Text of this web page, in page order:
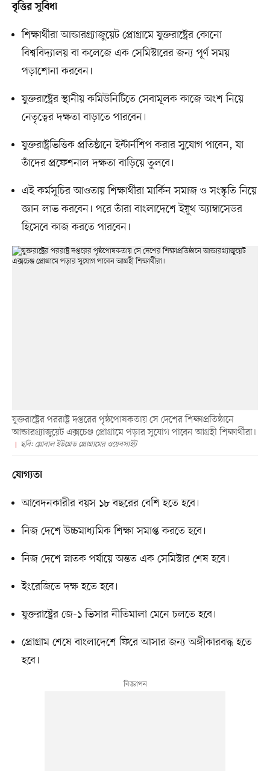
বৃত্তির সুবিধা
শিক্ষার্থীরা আন্ডারগ্র্যাজুয়েট প্রোগ্রামে যুক্তরাষ্ট্রের কোনো
বিশ্ববিদ্যালয় বা কলেজে এক সেমিস্টারের জন্য পূর্ণ সময়
পড়াশোনা করবেন।
যুক্তরাষ্ট্রের স্থানীয় কমিউনিটিতে সেবামূলক কাজে অংশ নিয়ে
নেতৃত্বের দক্ষতা বাড়াতে পারবেন।
যুক্তরাষ্ট্রভিত্তিক প্রতিষ্ঠানে ইন্টার্নশিপ করার সুযোগ পাবেন, যা
তাঁদের প্রফেশনাল দক্ষতা বাড়িয়ে তুলবে।
এই কর্মসূচির আওতায় শিক্ষার্থীরা মার্কিন সমাজ ও সংস্কৃতি নিয়ে
জ্ঞান লাভ করবেন। পরে তাঁরা বাংলাদেশে ইয়ুথ অ্যাম্বাসেডর
হিসেবে কাজ করতে পারবেন।
যুক্তরাষ্ট্রের পররাষ্ট্র দপ্তরের পৃষ্ঠপোষকতায় সে দেশের শিক্ষাপ্রতিষ্ঠানে
আন্ডারগ্র্যাজুয়েট এক্সচেঞ্জ প্রোগ্রামে পড়ার সুযোগ পাবেন আগ্রহী শিক্ষার্থীরা।
ছবি: গ্লোবাল ইউগ্রেড প্রোগ্রামের ওয়েবসাইট
যোগ্যতা
আবেদনকারীর বয়স ১৮ বছরের বেশি হতে হবে।
নিজ দেশে উচ্চমাধ্যমিক শিক্ষা সমাপ্ত করতে হবে।
নিজ দেশে স্নাতক পর্যায়ে অন্তত এক সেমিস্টার শেষ হবে।
ইংরেজিতে দক্ষ হতে হবে।
যুক্তরাষ্ট্রের জে-১ ভিসার নীতিমালা মেনে চলতে হবে।
প্রোগ্রাম শেষে বাংলাদেশে ফিরে আসার জন্য অঙ্গীকারবদ্ধ হতে
হবে।